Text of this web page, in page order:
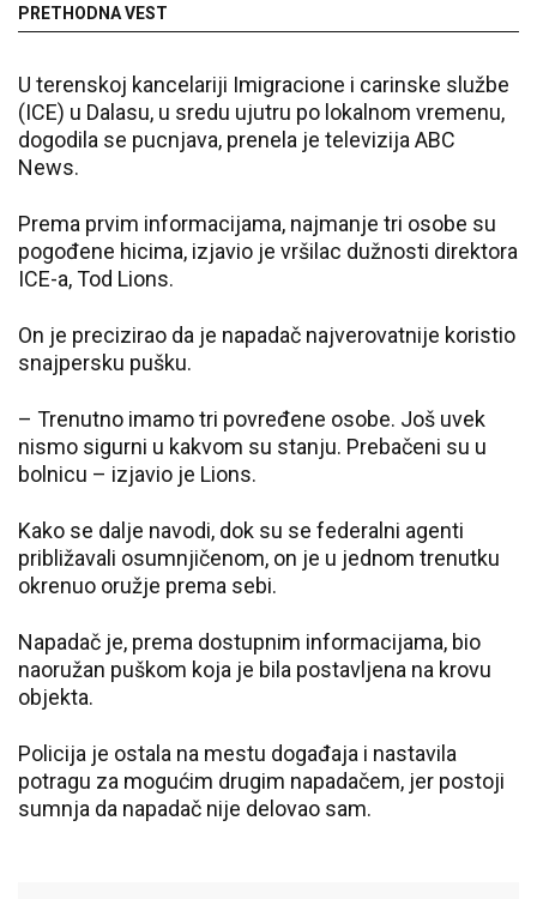
PRETHODNA VEST
U terenskoj kancelariji Imigracione i carinske službe
(ICE) u Dalasu, u sredu ujutru po lokalnom vremenu,
dogodila se pucnjava, prenela je televizija ABC
News.
Prema prvim informacijama, najmanje tri osobe su
pogođene hicima, izjavio je vršilac dužnosti direktora
ICE-a, Tod Lions.
On je precizirao da je napadač najverovatnije koristio
snajpersku pušku.
– Trenutno imamo tri povređene osobe. Još uvek
nismo sigurni u kakvom su stanju. Prebačeni su u
bolnicu – izjavio je Lions.
Kako se dalje navodi, dok su se federalni agenti
približavali osumnjičenom, on je u jednom trenutku
okrenuo oružje prema sebi.
Napadač je, prema dostupnim informacijama, bio
naoružan puškom koja je bila postavljena na krovu
objekta.
Policija je ostala na mestu događaja i nastavila
potragu za mogućim drugim napadačem, jer postoji
sumnja da napadač nije delovao sam.